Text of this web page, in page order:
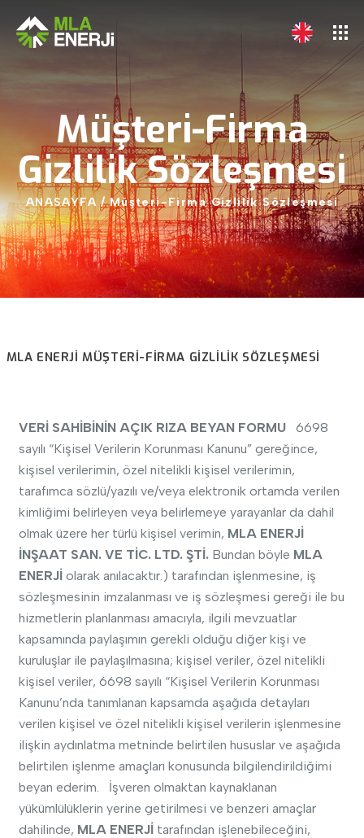
Müşteri-Firma
GizlilikSözleşmesi
ANASAYFA / Müşteri-Firma Gizlilik Sözleşmesi
MLA ENERJİ MÜŞTERI-FIRMA GIZLILIK SÖZLEŞMESI
VERİ SAHİBİNİN AÇIK RIZA BEYAN FORMU6698
sayılı “Kişisel Verilerin Korunması Kanunu” gereğince,
kişisel verilerimin, özel nitelikli kişisel verilerimin,
tarafımca sözlü/yazılı ve/veya elektronik ortamda verilen
kimliğimi belirleyen veya belirlemeye yarayanlar da dahil
olmak üzere her türlü kişisel verimin, MLA ENERJİ
İNŞAAT SAN. VE TİC. LTD. ŞTİ. Bundan böyle MLA
ENERJİ olarak anılacaktır.) tarafından işlenmesine, iş
sözleşmesinin imzalanması ve iş sözleşmesi gereği ile bu
hizmetlerin planlanması amacıyla, ilgili mevzuatlar
kapsamında paylaşımın gerekli olduğu diğer kişi ve
kuruluşlar ile paylaşılmasına; kişisel veriler, özel nitelikli
kişisel veriler, 6698 sayılı “Kişisel Verilerin Korunması
Kanunu’nda tanımlanan kapsamda aşağıda detayları
verilen kişisel ve özel nitelikli kişisel verilerin işlenmesine
ilişkin aydınlatma metninde belirtilen hususlar ve aşağıda
belirtilen işlenme amaçları konusunda bilgilendirildiğimi
beyan ederim. İşveren olmaktan kaynaklanan
yükümlülüklerin yerine getirilmesi ve benzeri amaçlar
dahilinde, MLA ENERJİ tarafından işlenebileceğini,